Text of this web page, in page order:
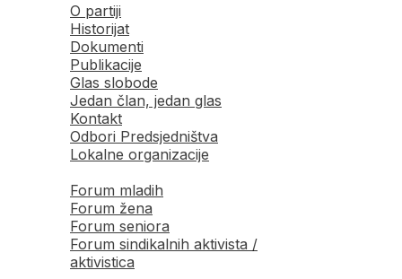
O partiji
Historijat
Dokumenti
Publikacije
Glas slobode
Jedan član, jedan glas
Kontakt
Odbori Predsjedništva
Lokalne organizacije
Forum mladih
Forum žena
Forum seniora
Forum sindikalnih aktivista /
aktivistica